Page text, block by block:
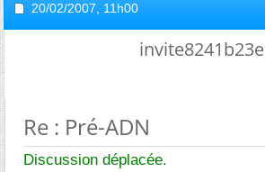
20/02/2007, 11h00
invite8241b23e
Re : Pré-ADN
Discussion déplacée.